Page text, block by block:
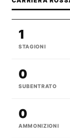
1
STAGIONI
0
SUBENTRATO
0
AMMONIZIONI